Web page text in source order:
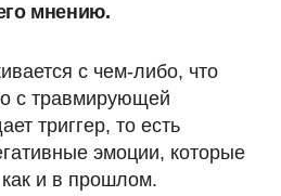
мнению.
с чем-либо, что
с травмирующей
триггер, то есть
эмоции, которые
и в прошлом.